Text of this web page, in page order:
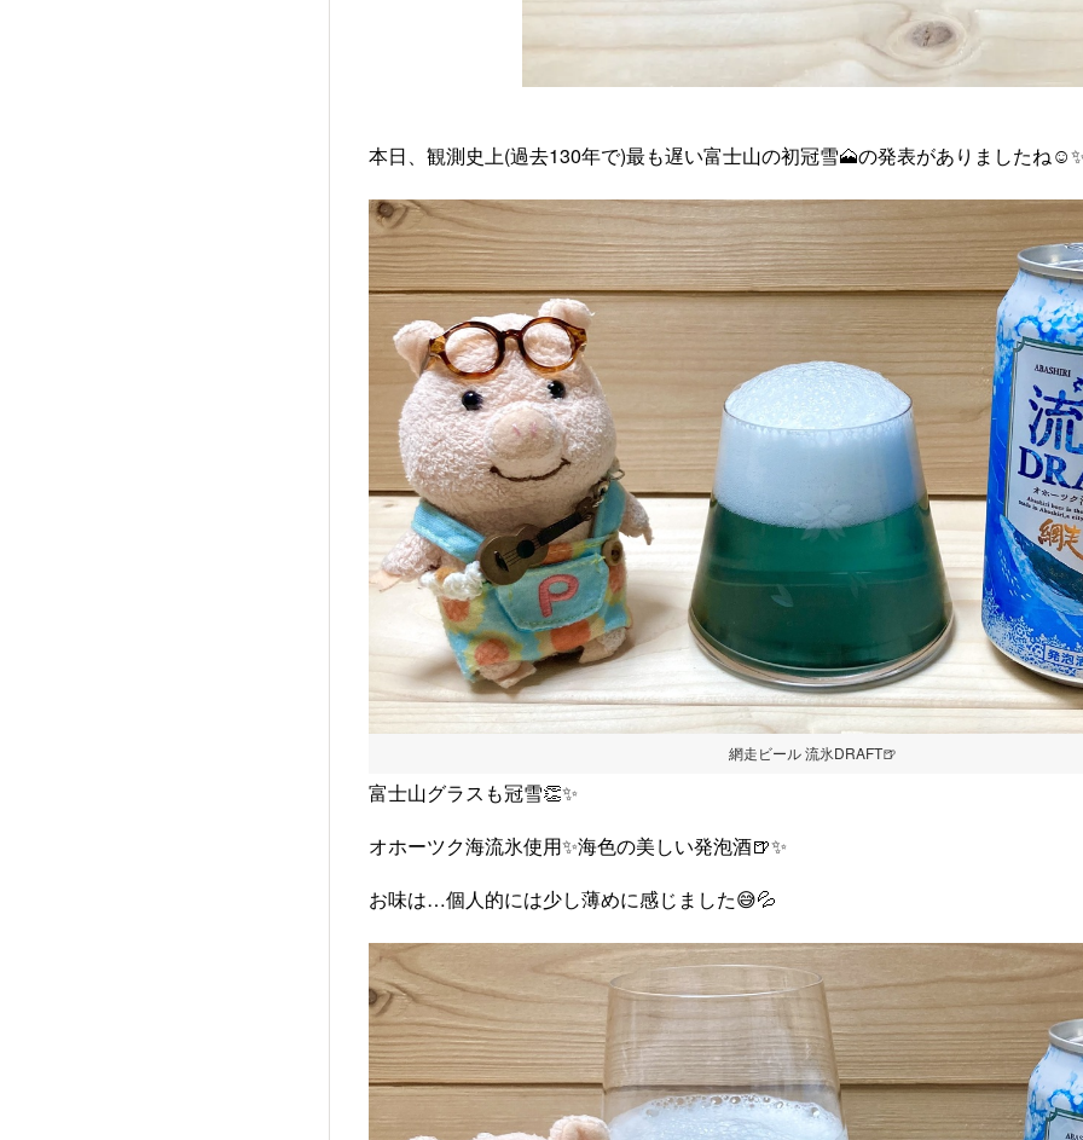
本日、観測史上(過去130年で)最も遅い富士山の初冠雪🗻の発表がありましたね
網走ビール 流氷DRAFT🍺
富士山グラスも冠雪👏✨
オホーツク海流氷使用✨海色の美しい発泡酒🍺✨
お味は…個人的には少し薄めに感じました😅💦